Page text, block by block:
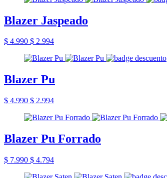
Blazer Jaspeado
$ 4.990 $ 2.994
Blazer Pu
$ 4.990 $ 2.994
Blazer Pu Forrado
$ 7.990 $ 4.794